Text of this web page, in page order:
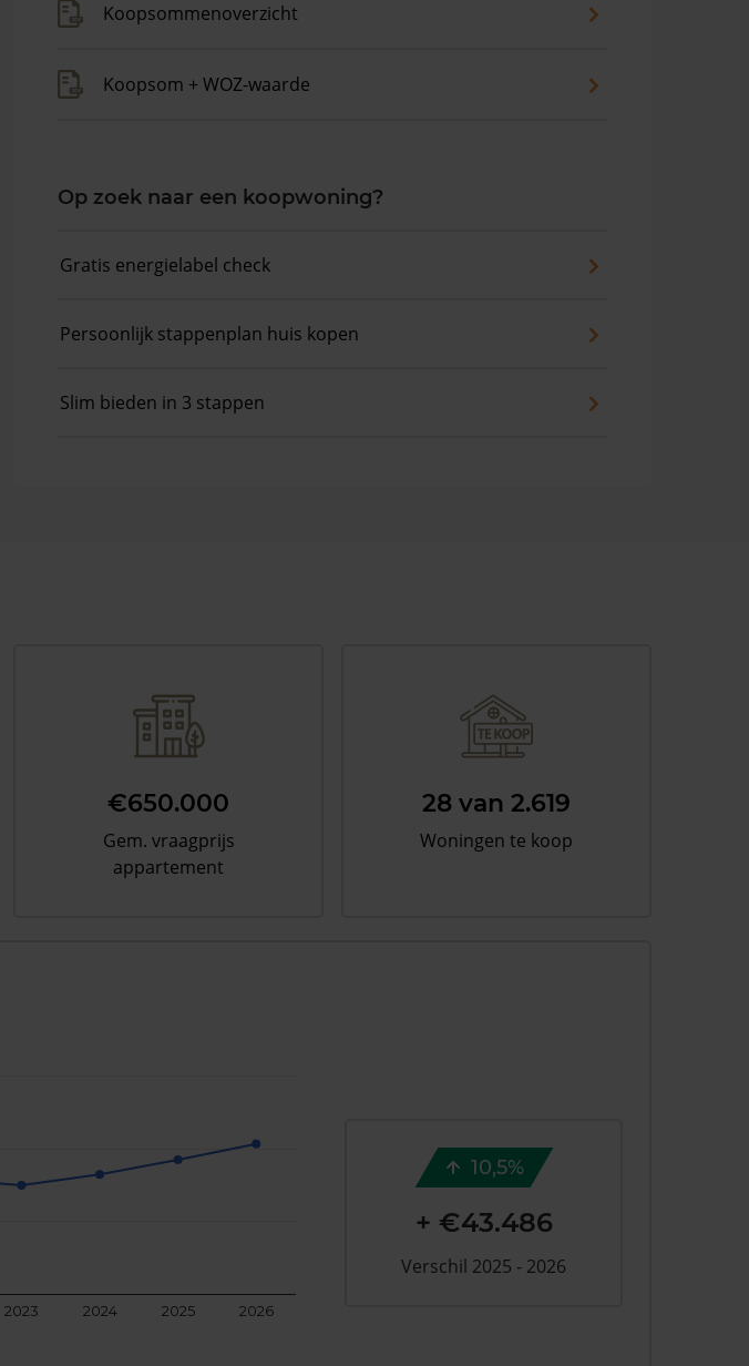
Koopsommenoverzicht
Koopsom + WOZ-waarde
Op zoek naar een koopwoning?
Gratis energielabel check
Persoonlijk stappenplan huis kopen
Slim bieden in 3 stappen
€650.000
Gem. vraagprijs
appartement
28 van 2.619
Woningen te koop
2023 2024 2025 2026
10,5%
+ €43.486
Verschil 2025 - 2026